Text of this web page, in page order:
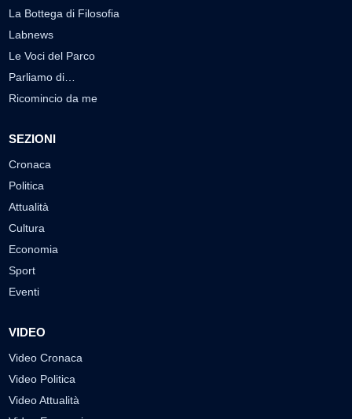
La Bottega di Filosofia
Labnews
Le Voci del Parco
Parliamo di…
Ricomincio da me
SEZIONI
Cronaca
Politica
Attualità
Cultura
Economia
Sport
Eventi
VIDEO
Video Cronaca
Video Politica
Video Attualità